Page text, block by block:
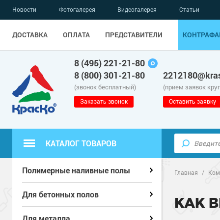
Новости Фотогалерея Видеогалерея Статьи
ДОСТАВКА ОПЛАТА ПРЕДСТАВИТЕЛИ
8 (495) 221-21-80
8 (800) 301-21-80
(звонок бесплатный)
Заказать звонок
(прием заявок
Оставить заявку
КАТАЛОГ ТОВАРОВ
Полимерные наливные полы
Для бетонных полов
Главная /
КАК
Полимерные наливные полы
Для бетонных полов